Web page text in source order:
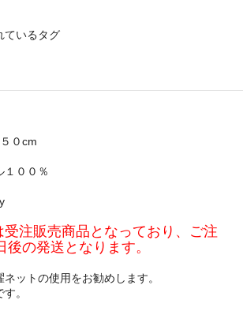
ているタグ
０cm
００％
受注販売商品となっており、ご注
の発送となります。
ットの使用をお勧めします。
。